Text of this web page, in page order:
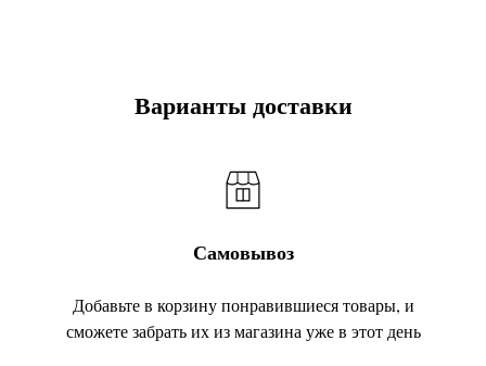
Варианты доставки
Самовывоз
Добавьте в корзину понравившиеся товары, и
сможете забрать их из магазина уже в этот день